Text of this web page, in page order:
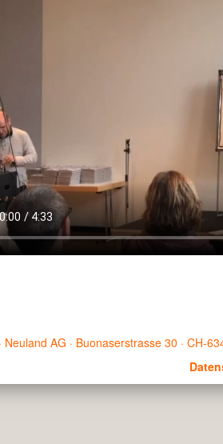
Neuland AG · Buonaserstrasse 30 · CH-